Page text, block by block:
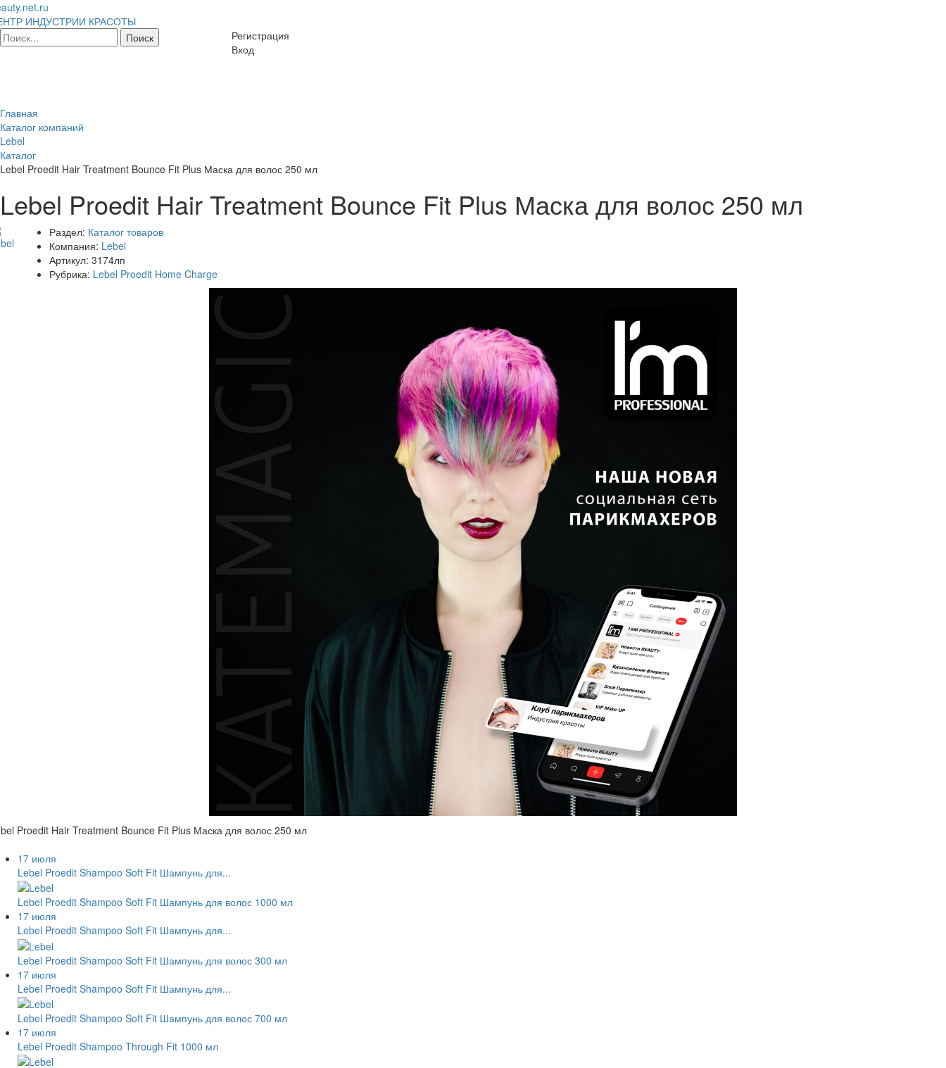
ИНДУСТРИИ КРАСОТЫ
Регистрация
Вход
Главная
Каталог компаний
Lebel
Каталог
Lebel Proedit Hair Treatment Bounce Fit Plus Маска для волос 250 мл
Lebel Proedit Hair Treatment Bounce Fit Plus Маска для волос 250 мл
Раздел: Каталог товаров
Компания: Lebel
Артикул: 3174лп
Рубрика: Lebel Proedit Home Charge
Proedit Hair Treatment Bounce Fit Plus Маска для волос 250 мл
17 июля
Lebel Proedit Shampoo Soft Fit Шампунь для...
Lebel Proedit Shampoo Soft Fit Шампунь для волос 1000 мл
17 июля
Lebel Proedit Shampoo Soft Fit Шампунь для...
Lebel Proedit Shampoo Soft Fit Шампунь для волос 300 мл
17 июля
Lebel Proedit Shampoo Soft Fit Шампунь для...
Lebel Proedit Shampoo Soft Fit Шампунь для волос 700 мл
17 июля
Lebel Proedit Shampoo Through Fit 1000 мл